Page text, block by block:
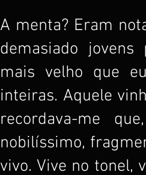
A menta? Eram
demasiado
mais velho que
inteiras. Aquele
recordava-me
nobilíssimo,
vivo. Vive no tonel,